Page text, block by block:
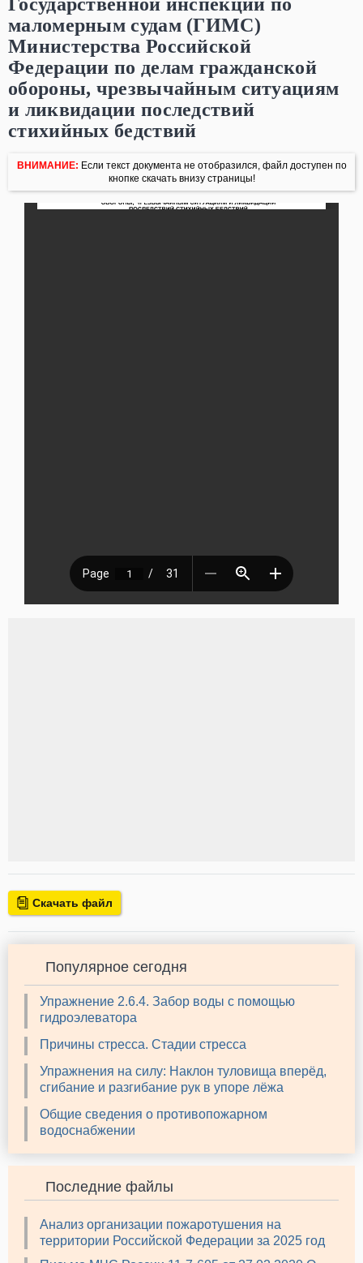
маломерным судам (ГИМС)
Министерства Российской
Федерации по делам гражданской
обороны, чрезвычайным ситуациям
и ликвидации последствий
стихийных бедствий
ВНИМАНИЕ: Если текст документа не отобразился, файл доступен по
кнопке скачать внизу страницы!
Скачать файл
Популярное сегодня
Упражнение 2.6.4. Забор воды с помощью
гидроэлеватора
Причины стресса. Стадии стресса
Упражнения на силу: Наклон туловища вперёд,
сгибание и разгибание рук в упоре лёжа
Общие сведения о противопожарном
водоснабжении
Последние файлы
Анализ организации пожаротушения на
территории Российской Федерации за 2025 год